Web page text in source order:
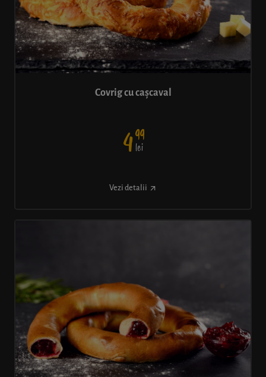
Covrig cu cașcaval
499
lei
Vezi detalii